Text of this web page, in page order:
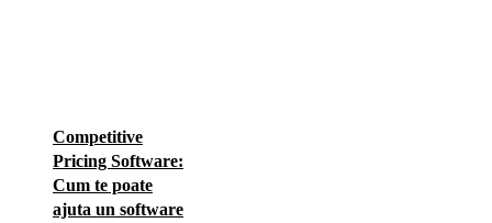
Competitive
Pricing Software:
Cum te poate
ajuta un software